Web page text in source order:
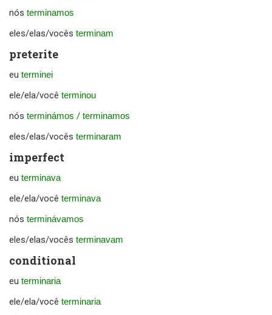
nós terminamos
eles/elas/vocês terminam
preterite
eu terminei
ele/ela/você terminou
nós terminámos / terminamos
eles/elas/vocês terminaram
imperfect
eu terminava
ele/ela/você terminava
nós terminávamos
eles/elas/vocês terminavam
conditional
eu terminaria
ele/ela/você terminaria